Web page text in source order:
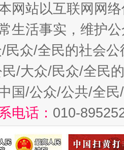
网站以互联网网
生活事实，维护
众/全民的社会公
民/大众/民众/全民
国/公众/公共/全
电话： 010-